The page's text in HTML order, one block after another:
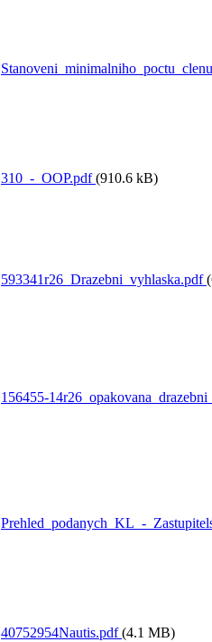
310_-_OOP.pdf(910.6 kB)
593341r26_Drazebni_vyhlaska.pdf
156455-
Prehled_podanych_KL_-
40752954Nautis.pdf(4.1 MB)